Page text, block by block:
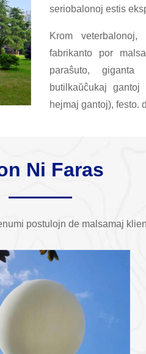
seriobalonoj estis
Krom
fabrikanto por
paraŝuto,
butilkaŭĉukaj
hejmaj gantoj), festo.
Ni Faras
postulojn de malsamaj